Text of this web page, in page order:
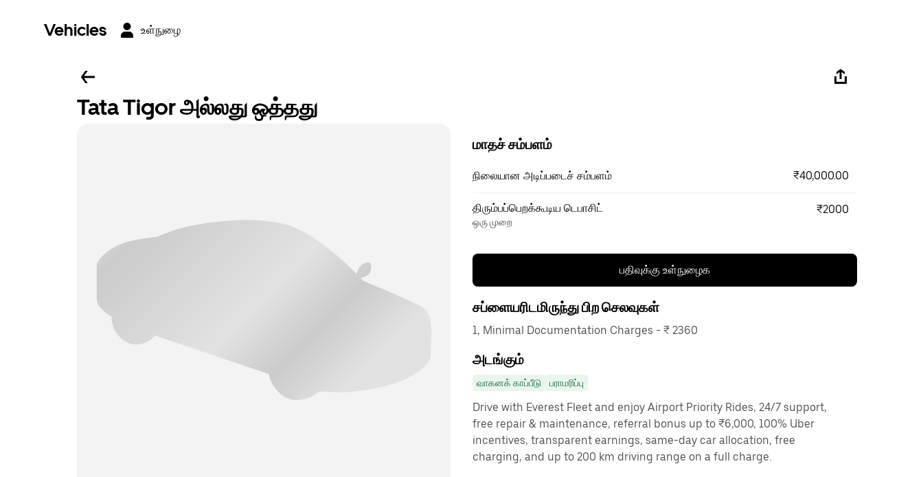
Vehicles உள்நுழை
Tata Tigor அல்லது ஒத்தது
மாதச் சம்பளம்
நிலையான அடிப்படைச் சம்பளம் ₹40,000.00
திரும்பப்பெறக்கூடிய டெபாசிட்
ஒரு முறை
₹2000
பதிவுக்கு உள்நுழைக
சப்ளையரிடமிருந்து பிற செலவுகள்
1, Minimal Documentation Charges - ₹ 2360
அடங்கும்
வாகனக் காப்பீடு பராமரிப்பு
Drive with Everest Fleet and enjoy Airport Priority Rides, 24/7 support,
free repair & maintenance, referral bonus up to ₹6,000, 100% Uber
incentives, transparent earnings, same-day car allocation, free
charging, and up to 200 km driving range on a full charge.